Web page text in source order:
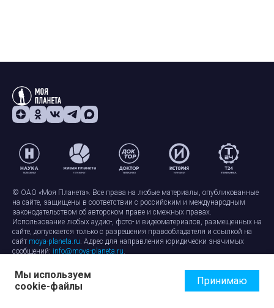
© ОАО «Моя Планета». Все права на любые материалы, опубликованные
на сайте, защищены в соответствии с российским и международным
законодательством об авторском праве и смежных правах.
Использование любых аудио-, фото- и видеоматериалов, размещенных на
сайте, допускается только с разрешения правообладателя и ссылкой на
сайт moya-planeta.ru. Адрес для направления юридически значимых
сообщений: info@moya-planeta.ru.
Правила сайтаРабота с cookie-файлами
Защита персональных данных
Обработка персональных данных
Мы используем
cookie-файлы
Принимаю